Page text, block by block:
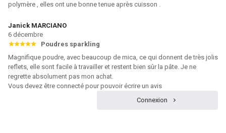
polymère , elles ont une bonne tenue après cuisson .
Janick MARCIANO
6 décembre
Poudres sparkling
Magnifique poudre, avec beaucoup de mica, ce qui donnent de très jolis
reflets, elle sont facile à travailler et restent bien sûr la pâte. Je ne
regrette absolument pas mon achat.
Vous devez être connecté pour pouvoir écrire un avis
Connexion